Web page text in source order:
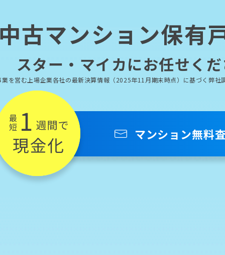
古マンション保有
スター・マイカにお任せく
を営む上場企業各社の最新決算情報（2025年11月期末時点）に基づく弊社
マンション無料